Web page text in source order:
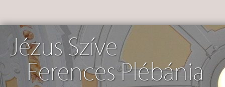
Jézus Szíve
Ferences Plébánia